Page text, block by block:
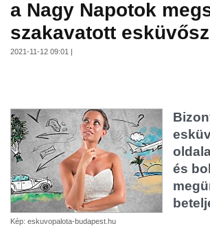
a Nagy Napotok
szakavatott
2021-11-12 09:01 |
Kép: eskuvopalota-budapest.hu
és